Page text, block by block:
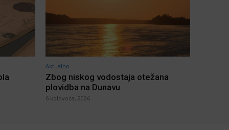
Aktualno
Zbog niskog vodostaja otežana
plovidba na Dunavu
6 kolovoza, 2026